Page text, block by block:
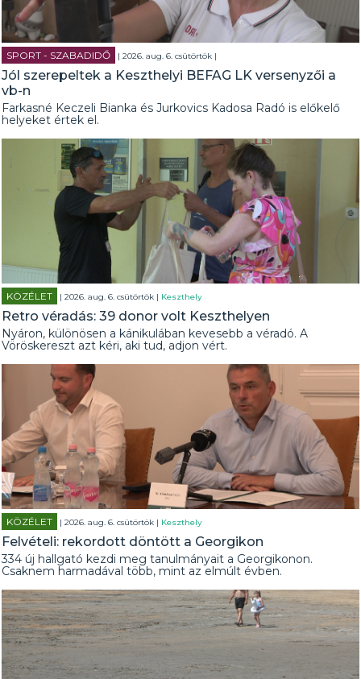
SPORT - SZABADIDŐ | 2026. aug. 6. csütörtök |
Jól szerepeltek a Keszthelyi BEFAG LK versenyzői a
vb-n
Farkasné Keczeli Bianka és Jurkovics Kadosa Radó is előkelő
helyeket értek el.
KÖZÉLET | 2026. aug. 6. csütörtök | Keszthely
Retro véradás: 39 donor volt Keszthelyen
Nyáron, különösen a kánikulában kevesebb a véradó. A
Vöröskereszt azt kéri, aki tud, adjon vért.
KÖZÉLET | 2026. aug. 6. csütörtök | Keszthely
Felvételi: rekordott döntött a Georgikon
334 új hallgató kezdi meg tanulmányait a Georgikonon.
Csaknem harmadával több, mint az elmúlt évben.